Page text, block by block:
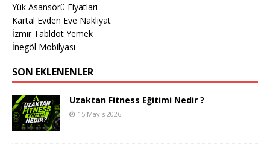
Yük Asansörü Fiyatları
Kartal Evden Eve Nakliyat
İzmir Tabldot Yemek
İnegöl Mobilyası
SON EKLENENLER
Uzaktan Fitness Eğitimi Nedir ?
15 Mayıs 2026